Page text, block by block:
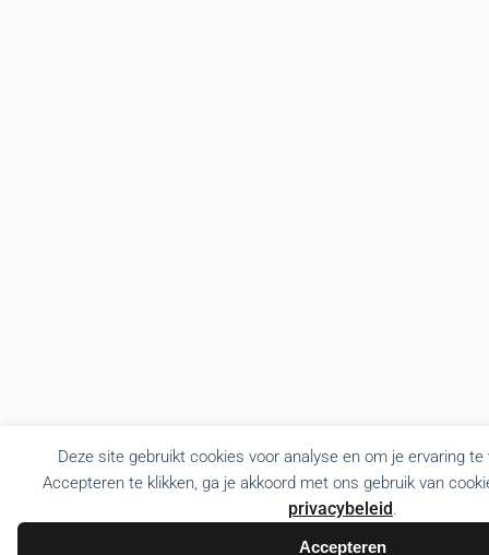
Deze site gebruikt cookies voor analyse en om je ervaring
Accepteren te klikken, ga je akkoord met ons gebruik van
privacybeleid.
Accepteren